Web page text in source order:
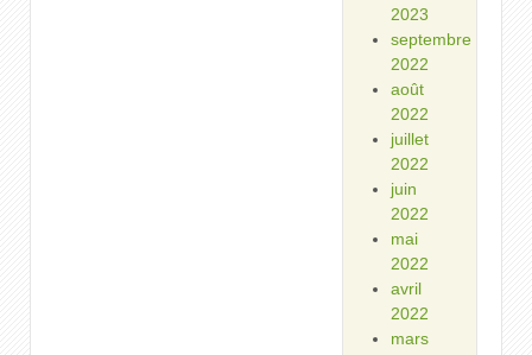
2023
septembre
2022
août
2022
juillet
2022
juin
2022
mai
2022
avril
2022
mars